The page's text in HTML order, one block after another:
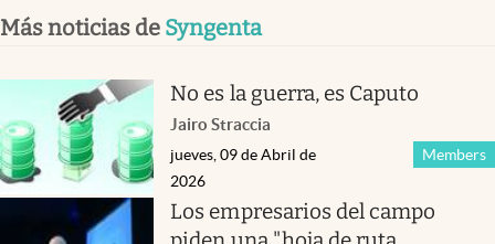
Más noticias de Syngenta
No es la guerra, es Caputo
Jairo Straccia
Members
jueves, 09 de Abril de
2026
Los empresarios del campo